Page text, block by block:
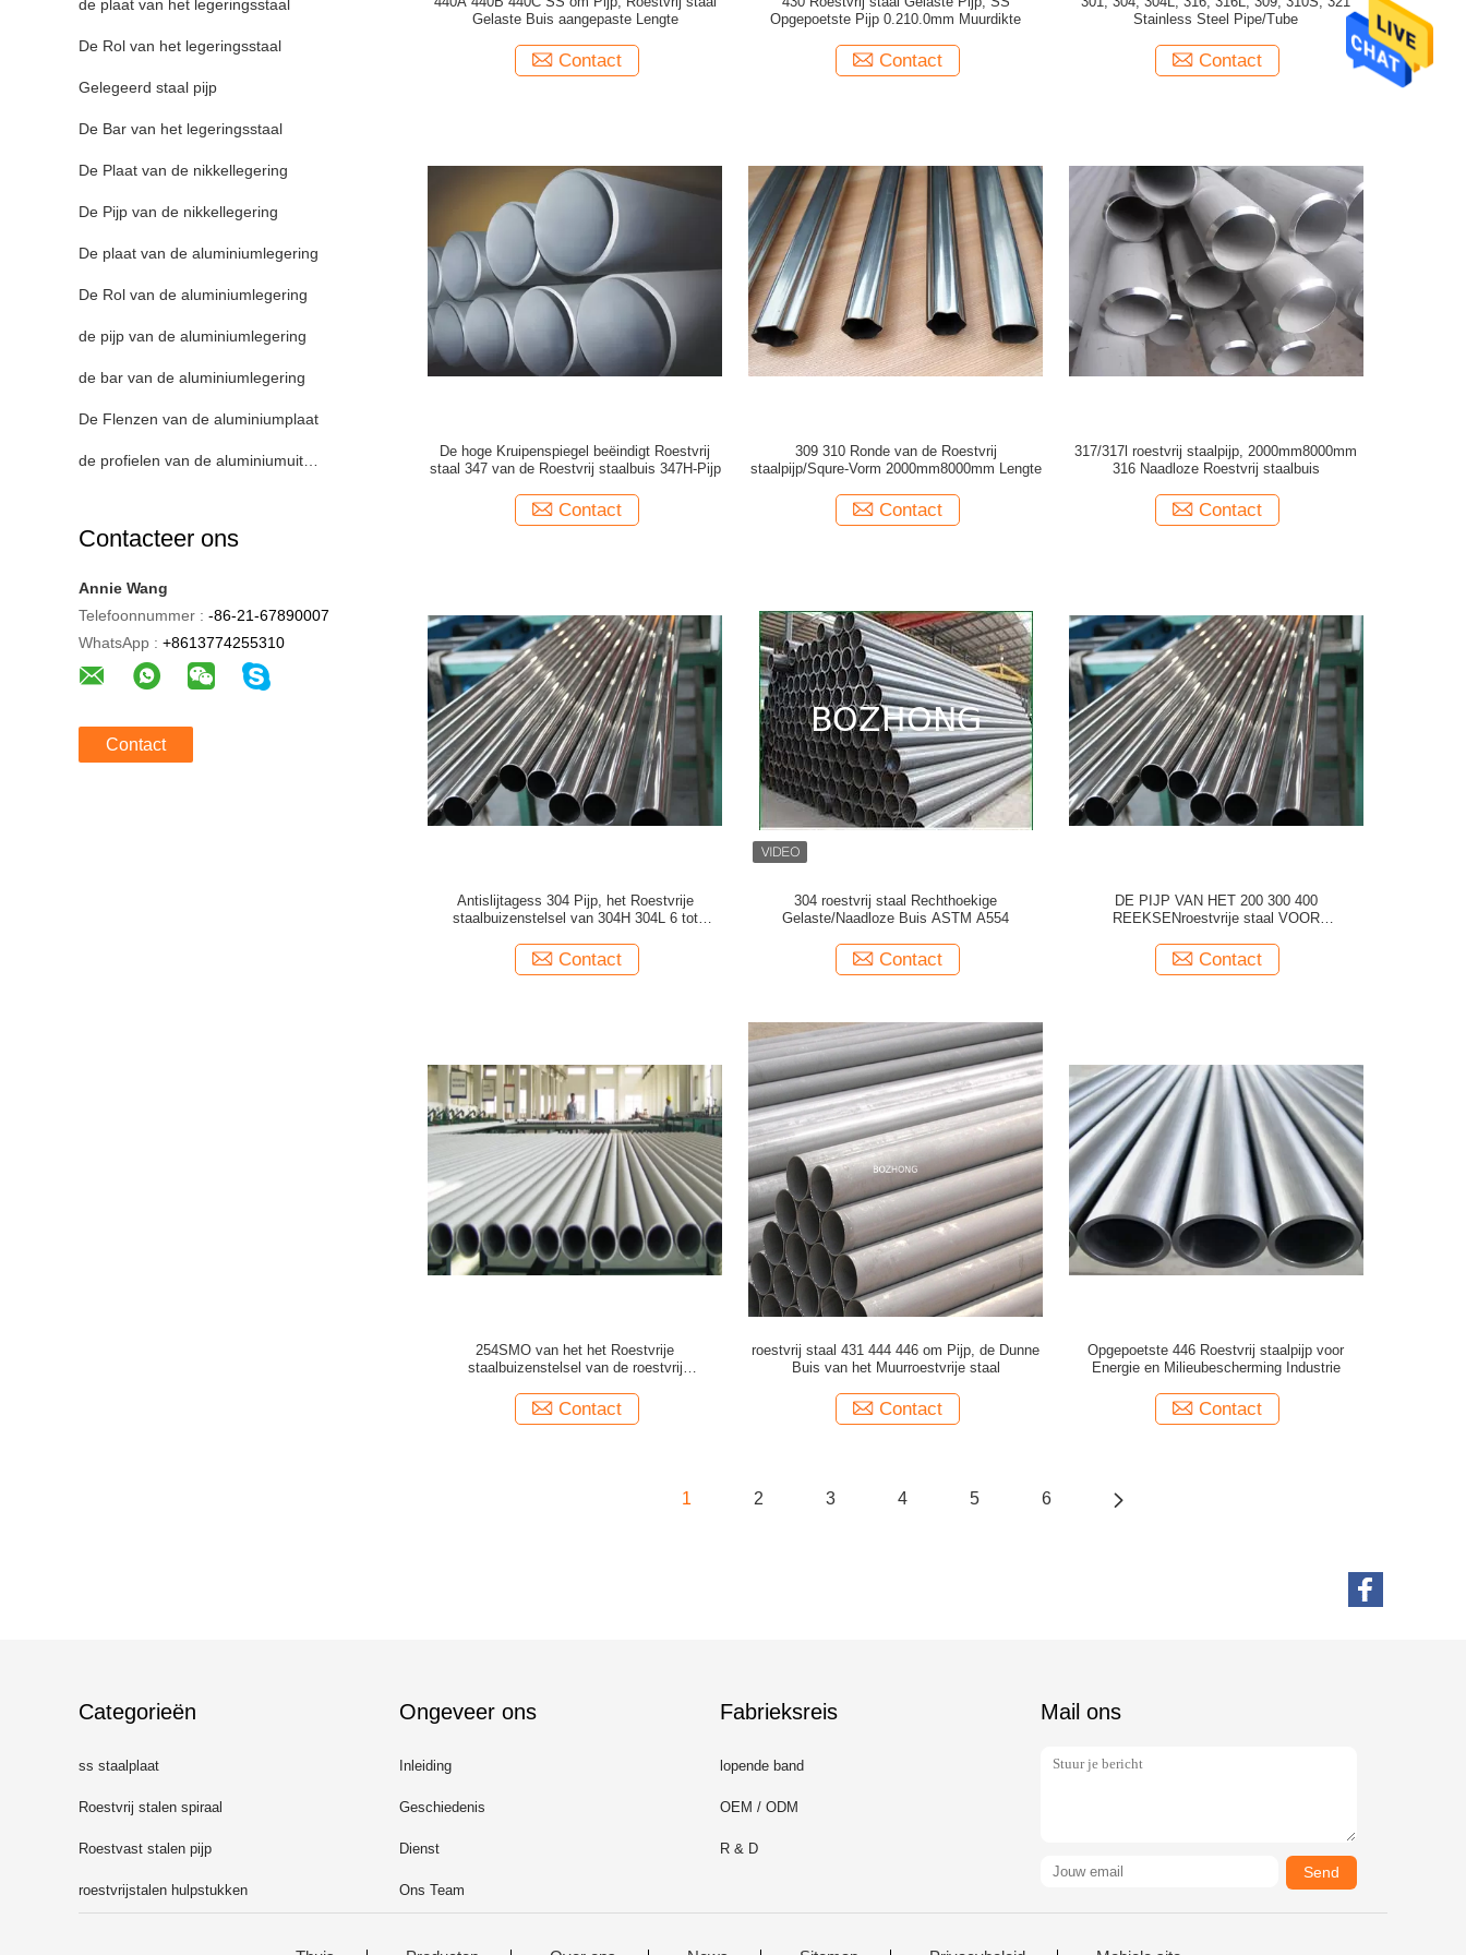
de plaat van het legeringsstaal
De Rol van het legeringsstaal
Gelegeerd staal pijp
De Bar van het legeringsstaal
De Plaat van de nikkellegering
De Pijp van de nikkellegering
De plaat van de aluminiumlegering
De Rol van de aluminiumlegering
de pijp van de aluminiumlegering
de bar van de aluminiumlegering
De Flenzen van de aluminiumplaat
de profielen van de aluminiumuitdrijving
Contacteer ons
Annie Wang
Telefoonnummer : -86-21-67890007
WhatsApp : +8613774255310
Contact
Gelaste Buis aangepaste Lengte
Contact
Opgepoetste Pijp 0.210.0mm Muurdikte
Contact
Stainless Steel Pipe/Tube
Contact
De hoge Kruipenspiegel beëindigt Roestvrij
staal 347 van de Roestvrij staalbuis 347H-Pijp
Contact
309 310 Ronde van de Roestvrij
staalpijp/Squre-Vorm 2000mm8000mm Lengte
Contact
317/317l roestvrij staalpijp, 2000mm8000mm
316 Naadloze Roestvrij staalbuis
Contact
Antislijtagess 304 Pijp, het Roestvrije
staalbuizenstelsel van 304H 304L 6 tot
Contact
304 roestvrij staal Rechthoekige
Gelaste/Naadloze Buis ASTM A554
Contact
DE PIJP VAN HET 200 300 400
REEKSENroestvrije staal VOOR
Contact
254SMO van het het Roestvrije
staalbuizenstelsel van de roestvrij
Contact
roestvrij staal 431 444 446 om Pijp, de Dunne
Buis van het Muurroestvrije staal
Contact
Opgepoetste 446 Roestvrij staalpijp voor
Energie en Milieubescherming Industrie
Contact
1 2 3 4 5 6
Categorieën
ss staalplaat
Roestvrij stalen spiraal
Roestvast stalen pijp
roestvrijstalen hulpstukken
Ongeveer ons
Inleiding
Geschiedenis
Dienst
Ons Team
Fabrieksreis
lopende band
OEM / ODM
R & D
Mail ons
Send